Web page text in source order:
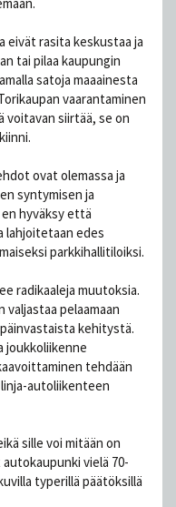
eivät rasita keskustaa ja
tai pilaa kaupungin
satoja maaainesta
vaarantaminen
siirtää, se on
ovat olemassa ja
syntymisen ja
hyväksy että
lahjoitetaan edes
parkkihallitiloiksi.
radikaaleja muutoksia.
pelaamaan
kehitystä.
joukkoliikenne
tehdään
autoliikenteen
sille voi mitään on
vielä 70-
typerillä päätöksillä